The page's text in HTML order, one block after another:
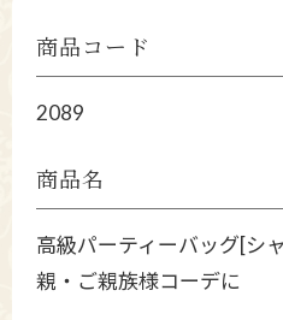
商品コード
2089
商品名
高級パーティーバッグ[シ
親・ご親族様コーデに